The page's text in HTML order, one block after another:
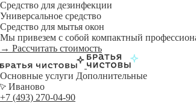
Средство для дезинфекции
Универсальное средство
Средство для мытья окон
Мы привезем с собой компактный
→ Рассчитать стоимость
Основные услуги Дополнительные
Иваново
+7 (493) 270-04-90